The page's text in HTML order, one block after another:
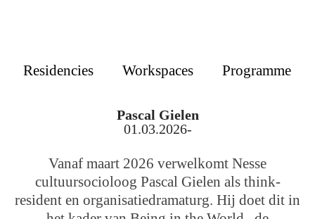
Residencies Workspaces Programme
Pascal Gielen
01.03.2026-
Vanaf maart 2026 verwelkomt Nesse
cultuursocioloog Pascal Gielen als think-
resident en organisatiedramaturg. Hij doet dit in